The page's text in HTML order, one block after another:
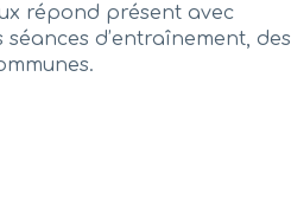
répond présent avec
d’entraînement, des